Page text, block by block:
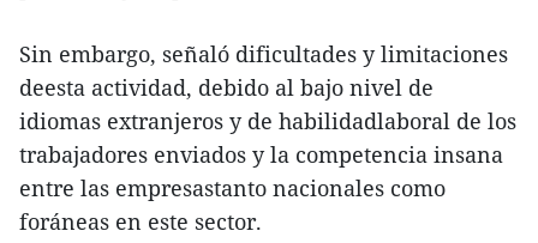
Sin embargo, señaló dificultades y limitaciones
deesta actividad, debido al bajo nivel de
idiomas extranjeros y de habilidadlaboral de los
trabajadores enviados y la competencia insana
entre las empresastanto nacionales como
foráneas en este sector.